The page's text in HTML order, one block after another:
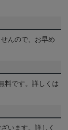
んので、お早め
料です。詳しくは
います。詳しく